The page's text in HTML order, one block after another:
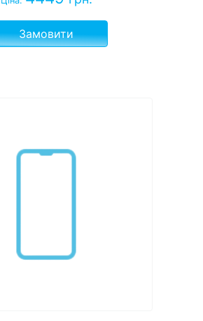
Замовити